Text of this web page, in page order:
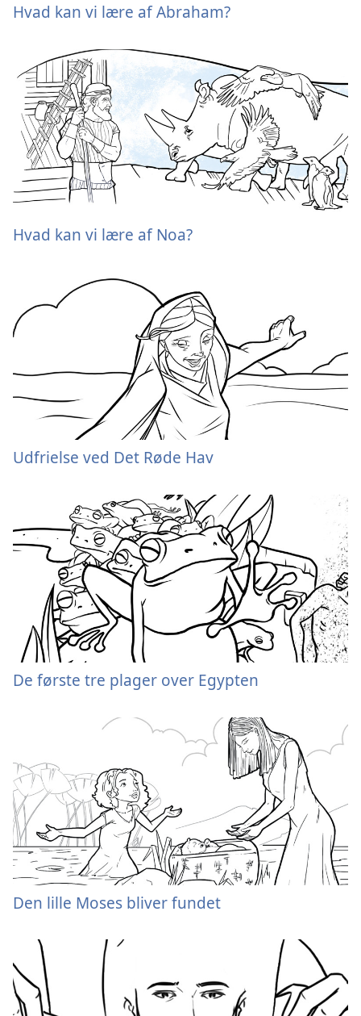
Hvad kan vi lære af Abraham?
Hvad kan vi lære af Noa?
Udfrielse ved Det Røde Hav
De første tre plager over Egypten
Den lille Moses bliver fundet